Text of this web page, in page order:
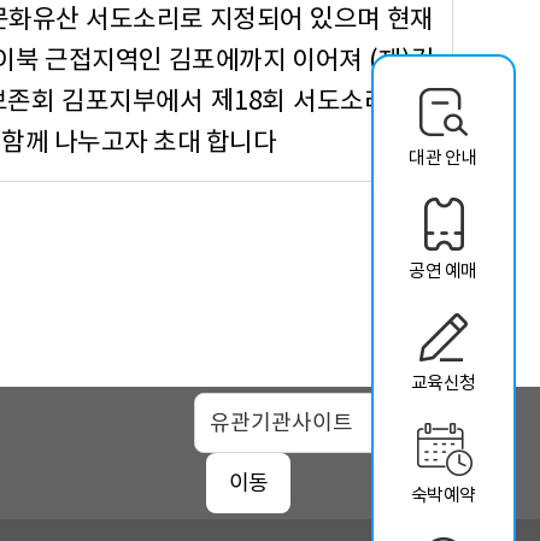
유산 서도소리로 지정되어 있으며 현재
북 근접지역인 김포에까지 이어져 (재)김
회 김포지부에서 제18회 서도소리한마
께 나누고자 초대 합니다
이동
대관 안내
공연 예매
교육신청
숙박예약